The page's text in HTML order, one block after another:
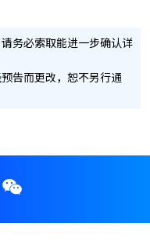
务必索取能进一步确认详
告而更改，恕不另行通